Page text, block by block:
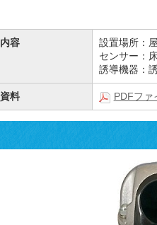
内容
設置場所：
センサー：
誘導機器：
資料 PDFファ